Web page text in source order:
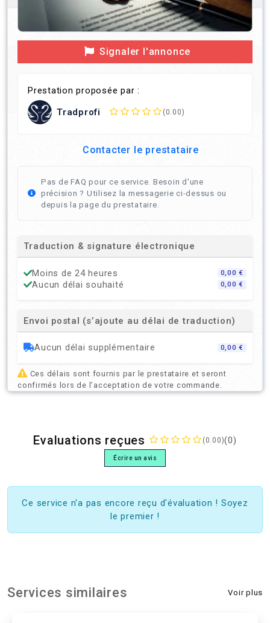
Signaler l'annonce
Prestation proposée par :
Tradprofi
(0.00)
Contacter le prestataire
Pas de FAQ pour ce service. Besoin d'une
précision ? Utilisez la messagerie ci-dessus ou
depuis la page du prestataire.
Traduction & signature électronique
Moins de 24 heures 0,00 €
Aucun délai souhaité 0,00 €
Envoi postal (s’ajoute au délai de traduction)
Aucun délai supplémentaire 0,00 €
Ces délais sont fournis par le prestataire et seront
confirmés lors de l’acceptation de votre commande.
Evaluations reçues (0.00)(0)
Écrire un avis
Ce service n'a pas encore reçu d'évaluation ! Soyez
le premier !
Services similaires Voir plus